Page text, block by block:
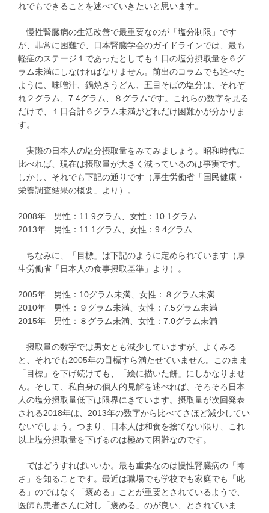
れでもできることを述べていきたいと思います。
慢性腎臓病の生活改善で最重要なのが「塩分制限」です
が、非常に困難で、日本腎臓学会のガイドラインでは、最も
軽症のステージ１であったとしても１日の塩分摂取量を６グ
ラム未満にしなければなりません。前出のコラムでも述べた
ように、味噌汁、鍋焼きうどん、五目そばの塩分は、それぞ
れ２グラム、7.4グラム、８グラムです。これらの数字を見る
だけで、１日合計６グラム未満がどれだけ困難かが分かりま
す。
実際の日本人の塩分摂取量をみてみましょう。昭和時代に
比べれば、現在は摂取量が大きく減っているのは事実です。
しかし、それでも下記の通りです（厚生労働省「国民健康・
栄養調査結果の概要」より）。
2008年 男性：11.9グラム、女性：10.1グラム
2013年 男性：11.1グラム、女性：9.4グラム
ちなみに、「目標」は下記のように定められています（厚
生労働省「日本人の食事摂取基準」より）。
2005年 男性：10グラム未満、女性：８グラム未満
2010年 男性：９グラム未満、女性：7.5グラム未満
2015年 男性：８グラム未満、女性：7.0グラム未満
摂取量の数字では男女とも減少していますが、よくみる
と、それでも2005年の目標すら満たせていません。このまま
「目標」を下げ続けても、「絵に描いた餅」にしかなりませ
ん。そして、私自身の個人的見解を述べれば、そろそろ日本
人の塩分摂取量低下は限界にきています。摂取量が次回発表
される2018年は、2013年の数字から比べてさほど減少してい
ないでしょう。つまり、日本人は和食を捨てない限り、これ
以上塩分摂取量を下げるのは極めて困難なのです。
ではどうすればいいか。最も重要なのは慢性腎臓病の「怖
さ」を知ることです。最近は職場でも学校でも家庭でも「叱
る」のではなく「褒める」ことが重要とされているようで、
医師も患者さんに対し「褒める」のが良い、とされていま